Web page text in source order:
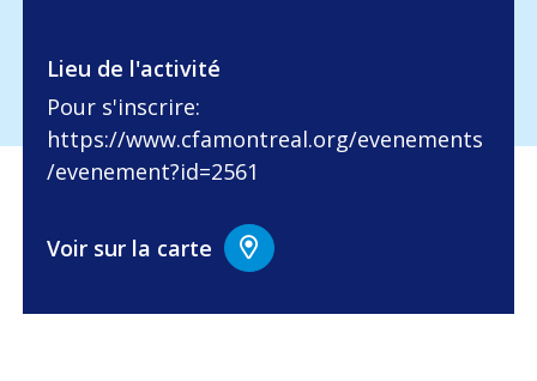
Lieu de l'activité
Pour s'inscrire:
https://www.cfamontreal.org/evenements
/evenement?id=2561
Voir sur la carte